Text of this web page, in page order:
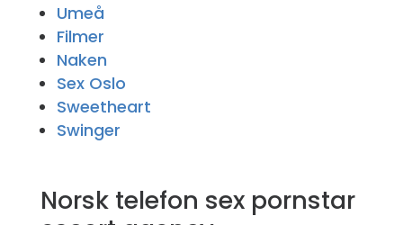
Umeå
Filmer
Naken
Sex Oslo
Sweetheart
Swinger
Norsk telefon sex pornstar